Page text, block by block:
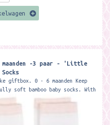
maanden -3 paar - 'Little
giftbox. 0 - 6 maanden Keep
soft bamboo baby socks. With